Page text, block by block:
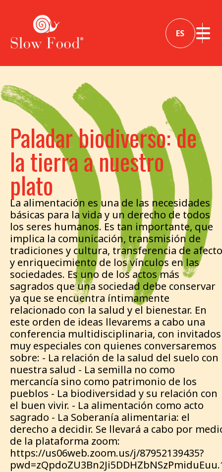
ES
Paladar biodiverso: de
la tierra a nuestro
plato
La alimentación es una de las necesidades
básicas para la vida y un derecho de todos
los seres humanos. Es tan importante, que
implica la comunicación, transmisión de
tradiciones y cultura, transferencia de afecto
y enriquecimiento de los vínculos en las
sociedades. Es uno de los actos más
sagrados que una sociedad debe conservar
ya que se encuentra íntimamente
relacionado con la salud y el bienestar. En
este orden de ideas llevarems a cabo una
conferencia multidisciplinaria, con invitados
muy especiales con quienes conversaremos
sobre: - La relación de la salud del suelo con
nuestra salud - La semilla no como
mercancía sino como patrimonio de los
pueblos - La biodiversidad y su relación con
el buen vivir. - La alimentación como acto
sagrado - La Soberanía alimentaria: el
derecho a decidir. Se llevará a cabo por
de la plataforma zoom:
https://us06web.zoom.us/j/87952139435?